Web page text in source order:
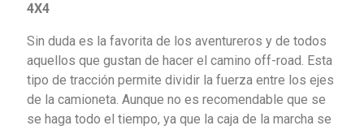
4X4
Sin duda es la favorita de los aventureros y de todos
aquellos que gustan de hacer el camino off-road. Esta
tipo de tracción permite dividir la fuerza entre los ejes
de la camioneta. Aunque no es recomendable que se
se haga todo el tiempo, ya que la caja de la marcha se